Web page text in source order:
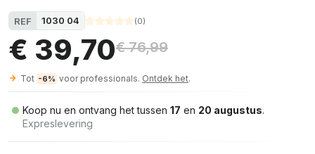
REF 1030 04 (0)
€ 39,70€ 76,99
Tot -6% voor professionals. Ontdek het.
Koop nu en ontvang het tussen 17 en 20 augustus.
Expreslevering